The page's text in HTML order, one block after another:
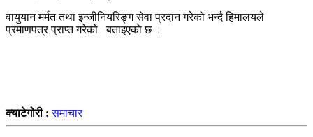
वायुयान मर्मत तथा इन्जीनियरिङ्ग सेवा प्रदान गरेको भन्दै हिमालयले
प्रमाणपत्र प्राप्त गरेको बताइएकाे छ ।
क्याटेगोरी :समाचार